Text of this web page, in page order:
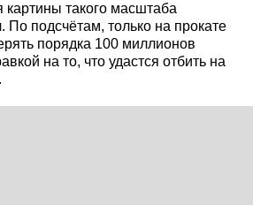
картины такого масштаба
По подсчётам, только на прокате
порядка 100 миллионов
на то, что удастся отбить на